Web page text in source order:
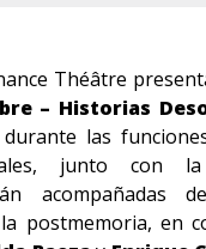
Théâtre
– Historias
las
junto con
acompañadas
postmemoria, en